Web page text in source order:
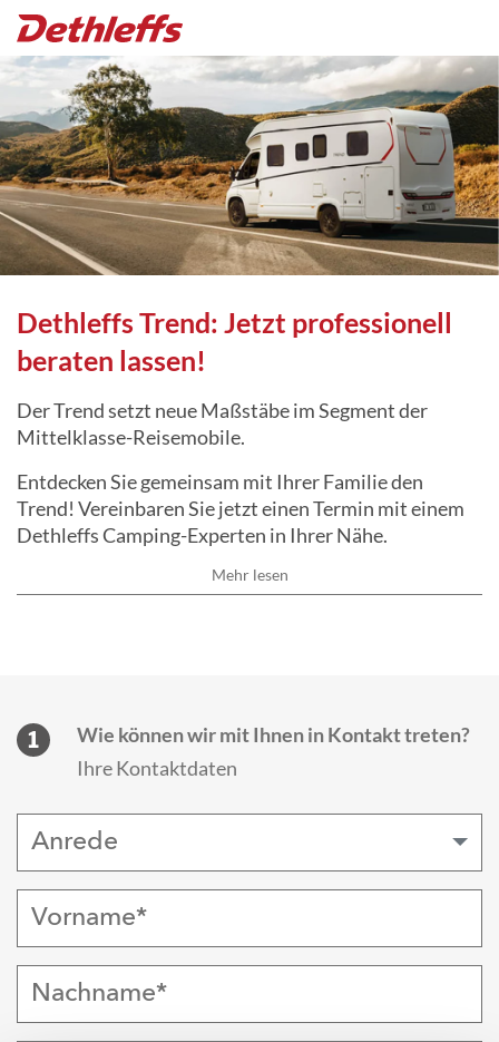
Dethleffs Trend: Jetzt professionell
beraten lassen!
Der Trend setzt neue Maßstäbe im Segment der
Mittelklasse-Reisemobile.
Entdecken Sie gemeinsam mit Ihrer Familie den
Trend! Vereinbaren Sie jetzt einen Termin mit einem
Dethleffs Camping-Experten in Ihrer Nähe.
Mehr lesen
Trend! Vereinbaren Sie jetzt einen Termin mit einem
Dethleffs Camping-Experten in Ihrer Nähe.
1
Wie können wir mit Ihnen in Kontakt treten?
Ihre Kontaktdaten
Anrede